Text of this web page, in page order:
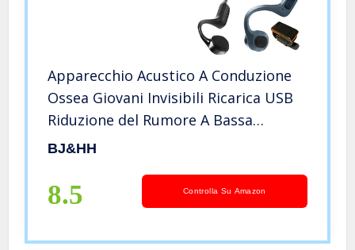
Apparecchio Acustico A Conduzione
Ossea Giovani Invisibili Ricarica USB
Riduzione del Rumore A Bassa
Frequenza Anziani Adulti E Pickup di
BJ&HH
8.5 Controlla Su Amazon